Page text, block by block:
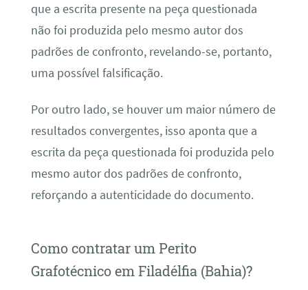
que a escrita presente na peça questionada
não foi produzida pelo mesmo autor dos
padrões de confronto, revelando-se, portanto,
uma possível falsificação.
Por outro lado, se houver um maior número de
resultados convergentes, isso aponta que a
escrita da peça questionada foi produzida pelo
mesmo autor dos padrões de confronto,
reforçando a autenticidade do documento.
Como contratar um Perito
Grafotécnico em Filadélfia (Bahia)?